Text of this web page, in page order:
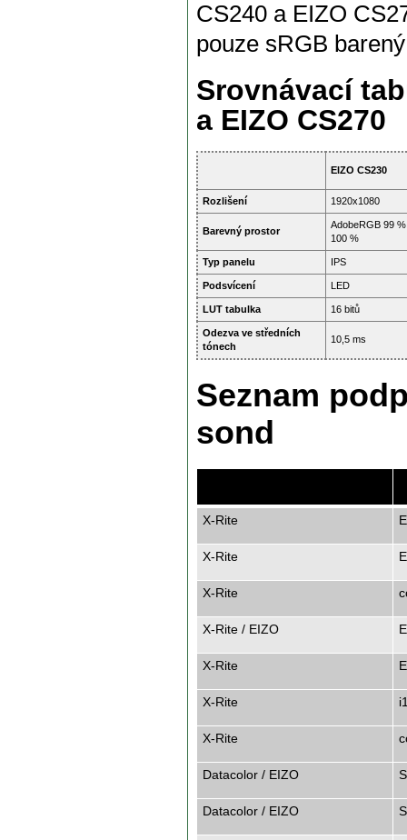
CS240 a EIZO
pouze sRGB
Srovnávací
a EIZO CS270
EIZO CS230
Rozlišení 1920x1080
Barevný prostor
AdobeRGB 99
100 %
Typ panelu IPS
Podsvícení LED
LUT tabulka 16 bitů
Odezva ve středních
tónech
10,5 ms
Seznam
sond
X-Rite
X-Rite
X-Rite
X-Rite / EIZO
X-Rite
X-Rite
X-Rite
Datacolor / EIZO
Datacolor / EIZO